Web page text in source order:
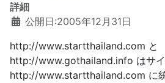
詳細
公開日:2005年12月31日
http://www.startthailand.com と
http://www.gothailand.info はサイ
http://www.startthailand.com に